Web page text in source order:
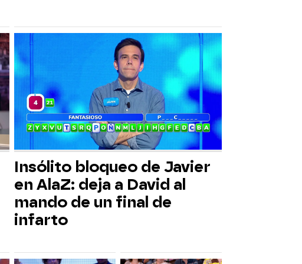
Insólito bloqueo de Javier
en AlaZ: deja a David al
mando de un final de
infarto